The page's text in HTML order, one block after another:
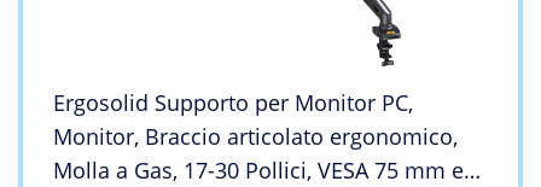
Ergosolid Supporto per Monitor PC,
Monitor, Braccio articolato ergonomico,
Molla a Gas, 17-30 Pollici, VESA 75 mm e